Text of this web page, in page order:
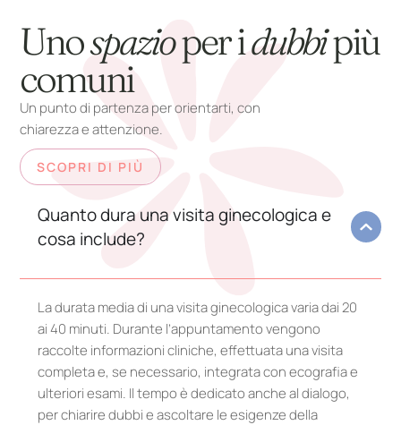
Unospazioper idubbipiù
comuni
Un punto di partenza per orientarti, con
chiarezza e attenzione.
SCOPRI DI PIÙ
Quanto dura una visita ginecologica e
cosa include?
La durata media di una visita ginecologica varia dai 20
ai 40 minuti. Durante l’appuntamento vengono
raccolte informazioni cliniche, effettuata una visita
completa e, se necessario, integrata con ecografia e
ulteriori esami. Il tempo è dedicato anche al dialogo,
per chiarire dubbi e ascoltare le esigenze della